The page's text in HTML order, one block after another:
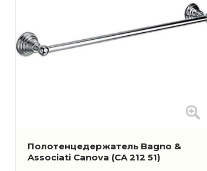
Полотенцедержатель Bagno &
Associati Canova (CA 212 51)